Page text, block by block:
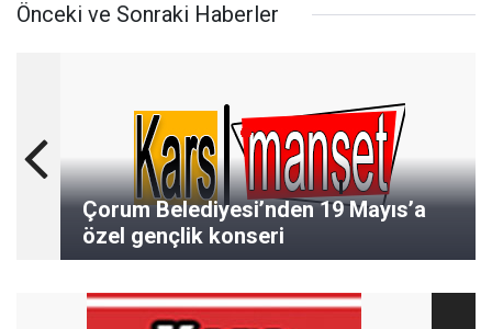
Önceki ve Sonraki Haberler
Çorum Belediyesi’nden 19 Mayıs’a
özel gençlik konseri